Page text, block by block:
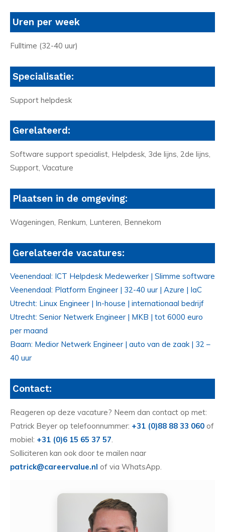
Uren per week
Fulltime (32-40 uur)
Specialisatie:
Support helpdesk
Gerelateerd:
Software support specialist, Helpdesk, 3de lijns, 2de lijns,
Support, Vacature
Plaatsen in de omgeving:
Wageningen, Renkum, Lunteren, Bennekom
Gerelateerde vacatures:
Veenendaal: ICT Helpdesk Medewerker | Slimme software
Veenendaal: Platform Engineer | 32-40 uur | Azure | IaC
Utrecht: Linux Engineer | In-house | internationaal bedrijf
Utrecht: Senior Netwerk Engineer | MKB | tot 6000 euro
per maand
Baarn: Medior Netwerk Engineer | auto van de zaak | 32 –
40 uur
Contact:
Reageren op deze vacature? Neem dan contact op met:
Patrick Beyer op telefoonnummer: +31 (0)88 88 33 060 of
mobiel: +31 (0)6 15 65 37 57.
Solliciteren kan ook door te mailen naar
patrick@careervalue.nl of via WhatsApp.